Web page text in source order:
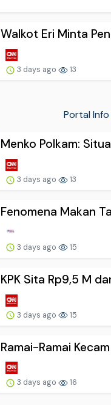
Walkot Eri Minta
3 days ago 13
Portal
Menko Polkam:
3 days ago 13
Fenomena Makan
3 days ago 15
KPK Sita Rp9,5 M
3 days ago 15
Ramai-Ramai
3 days ago 16